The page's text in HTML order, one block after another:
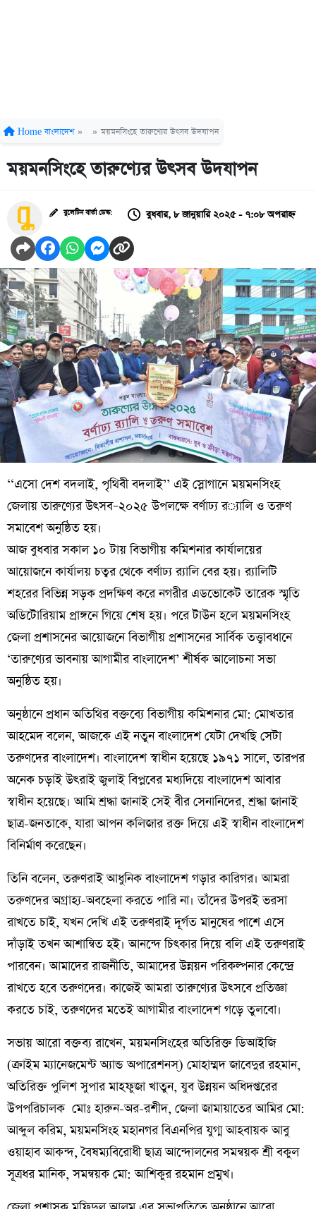
Home বাংলাদেশ » » ময়মনসিংহে তারুণ্যের উৎসব উদযাপন
ময়মনসিংহে তারুণ্যের উৎসব উদযাপন
বুলেটিন বার্তা ডেস্ক: বুধবার, ৮ জানুয়ারি ২০২৫ - ৭:০৮ অপরাহ্ন
‘‘এসো দেশ বদলাই, পৃথিবী বদলাই’’ এই স্লোগানে ময়মনসিংহ
জেলায় তারুণ্যের উৎসব–২০২৫ উপলক্ষে বর্ণাঢ্য র‌্যালি ও তরুণ
সমাবেশ অনুষ্ঠিত হয়।
আজ বুধবার সকাল ১০ টায় বিভাগীয় কমিশনার কার্যালয়ের
আয়োজনে কার্যালয় চত্বর থেকে বর্ণাঢ্য র‌্যালি বের হয়। র‌্যালিটি
শহরের বিভিন্ন সড়ক প্রদক্ষিণ করে নগরীর এডভোকেট তারেক স্মৃতি
অডিটোরিয়াম প্রাঙ্গনে গিয়ে শেষ হয়। পরে টাউন হলে ময়মনসিংহ
জেলা প্রশাসনের আয়োজনে বিভাগীয় প্রশাসনের সার্বিক তত্ত্বাবধানে
‘তারুণ্যের ভাবনায় আগামীর বাংলাদেশ’ শীর্ষক আলোচনা সভা
অনুষ্ঠিত হয়।
অনুষ্ঠানে প্রধান অতিথির বক্তব্যে বিভাগীয় কমিশনার মো: মোখতার
আহমেদ বলেন, আজকে এই নতুন বাংলাদেশ যেটা দেখছি সেটা
তরুণদের বাংলাদেশ। বাংলাদেশ স্বাধীন হয়েছে ১৯৭১ সালে, তারপর
অনেক চড়াই উৎরাই জুলাই বিপ্লবের মধ্যদিয়ে বাংলাদেশ আবার
স্বাধীন হয়েছে। আমি শ্রদ্ধা জানাই সেই বীর সেনানিদের, শ্রদ্ধা জানাই
ছাত্র-জনতাকে, যারা আপন কলিজার রক্ত দিয়ে এই স্বাধীন বাংলাদেশ
বিনির্মাণ করেছেন।
তিনি বলেন, তরুণরাই আধুনিক বাংলাদেশ গড়ার কারিগর। আমরা
তরুণদের অগ্রাহ্য-অবহেলা করতে পারি না। তাঁদের উপরই ভরসা
রাখতে চাই, যখন দেখি এই তরুণরাই দূর্গত মানুষের পাশে এসে
দাঁড়াই তখন আশান্বিত হই। আনন্দে চিৎকার দিয়ে বলি এই তরুণরাই
পারবেন। আমাদের রাজনীতি, আমাদের উন্নয়ন পরিকল্পনার কেন্দ্রে
রাখতে হবে তরুণদের। কাজেই আমরা তারুণ্যের উৎসবে প্রতিজ্ঞা
করতে চাই, তরুণদের মতেই আগামীর বাংলাদেশ গড়ে তুলবো।
সভায় আরো বক্তব্য রাখেন, ময়মনসিংহের অতিরিক্ত ডিআইজি
(ক্রাইম ম্যানেজমেন্ট অ্যান্ড অপারেশনস্) মোহাম্মদ জাবেদুর রহমান,
অতিরিক্ত পুলিশ সুপার মাহফুজা খাতুন, যুব উন্নয়ন অধিদপ্তরের
উপপরিচালক মোঃ হারুন-অর-রশীদ, জেলা জামায়াতের আমির মো:
আব্দুল করিম, ময়মনসিংহ মহানগর বিএনপির যুগ্ম আহবায়ক আবু
ওয়াহাব আকন্দ, বৈষম্যবিরোধী ছাত্র আন্দোলনের সমন্বয়ক শ্রী বকুল
সূত্রধর মানিক, সমন্বয়ক মো: আশিকুর রহমান প্রমুখ।